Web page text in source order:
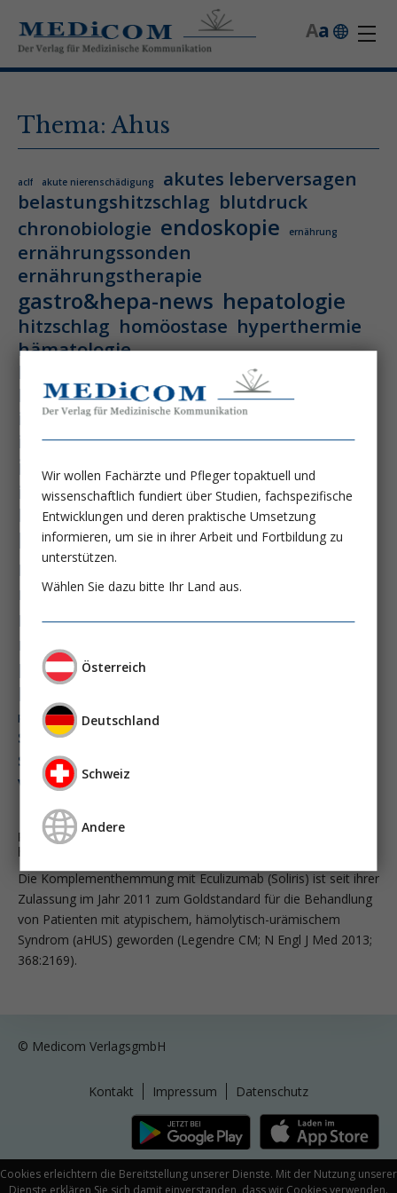
Cookies erleichtern die Bereitstellung unserer Dienste. Mit der Nutzung unserer
Dienste erklären Sie sich damit einverstanden, dass wir Cookies verwenden.
a
A
Thema: Ahus
aclf akute nierenschädigung
akutes leberversagen
belastungshitzschlag blutdruck
chronobiologie endoskopie ernährung
ernährungssonden
ernährungstherapie
gastro&hepa-news hepatologie
hitzschlag homöostase hyperthermie
hämatologie
hämatologische neoplasie
hämodynamische optimierung
immundysfunktion
immunosep-studie immuntherapie
intensiv-news intensivmedizin
intensivstation intensivversorgung
kdigo-leitlinien lebernekrose
leberzirrhose mangelernährung
masld
multiples myelom nasogastrale sonde
nephro-news nephrologie
niereninsuffizienz
peg-implantationstechniken
perioperative nierenschädigung
pisces-studie
präzisionstherapie
schluckstörung
septischer schock
vasopressortherapie
Ravulizumab: Behandlung der Wahl für das atypische
hämolytisch-urämische Syndrom (aHUS)?
Die Komplementhemmung mit Eculizumab (Soliris) ist seit ihrer
Zulassung im Jahr 2011 zum Goldstandard für die Behandlung
von Patienten mit atypischem, hämolytisch-urämischem
Syndrom (aHUS) geworden (Legendre CM; N Engl J Med 2013;
368:2169).
© Medicom VerlagsgmbH
Kontakt Impressum Datenschutz
Wir wollen Fachärzte und Pfleger topaktuell und
wissenschaftlich fundiert über Studien, fachspezifische
Entwicklungen und deren praktische Umsetzung
informieren, um sie in ihrer Arbeit und Fortbildung zu
unterstützen.
Wählen Sie dazu bitte Ihr Land aus.
Österreich
Deutschland
Schweiz
Andere